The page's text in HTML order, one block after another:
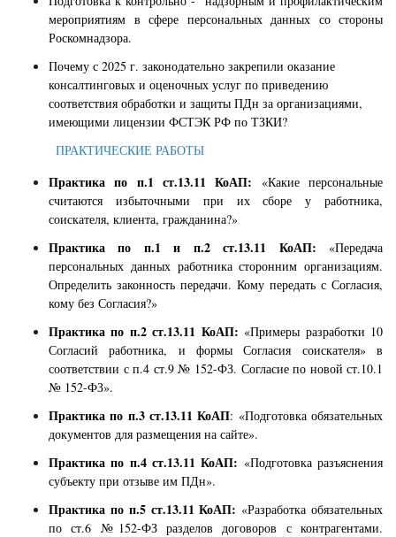
мероприятиям в сфере персональных данных со стороны
Роскомнадзора.
Почему с 2025 г. законодательно закрепили оказание
консалтинговых и оценочных услуг по приведению
соответствия обработки и защиты ПДн за организациями,
имеющими лицензии ФСТЭК РФ по ТЗКИ?
ПРАКТИЧЕСКИЕ РАБОТЫ
Практика по п.1 ст.13.11 КоАП: «Какие персональные
считаются избыточными при их сборе у работника,
соискателя, клиента, гражданина?»
Практика по п.1 и п.2 ст.13.11 КоАП: «Передача
персональных данных работника сторонним организациям.
Определить законность передачи. Кому передать с Согласия,
кому без Согласия?»
Практика по п.2 ст.13.11 КоАП: «Примеры разработки 10
Согласий работника, и формы Согласия соискателя» в
соответствии с п.4 ст.9 № 152-ФЗ. Согласие по новой ст.10.1
№ 152-ФЗ».
Практика по п.3 ст.13.11 КоАП: «Подготовка обязательных
документов для размещения на сайте».
Практика по п.4 ст.13.11 КоАП: «Подготовка разъяснения
субъекту при отзыве им ПДн».
Практика по п.5 ст.13.11 КоАП: «Разработка обязательных
по ст.6 №152-ФЗ разделов договоров с контрагентами.